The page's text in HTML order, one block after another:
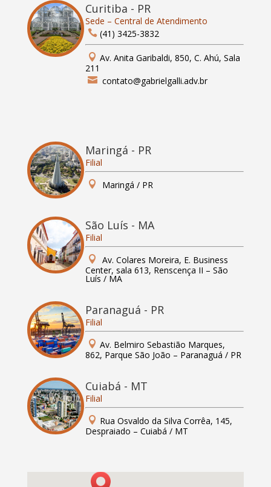
Curitiba - PR
Sede – Central de Atendimento
 (41) 3425-3832
 Av. Anita Garibaldi, 850, C. Ahú, Sala
211
 contato@gabrielgalli.adv.br
Maringá - PR
Filial
 Maringá / PR
São Luís - MA
Filial

Av. Colares Moreira, E. Business
Center, sala 613, Renscença II – São
Luís / MA
Paranaguá - PR
Filial
 Av. Belmiro Sebastião Marques,
862, Parque São João – Paranaguá / PR
Cuiabá - MT
Filial
 Rua Osvaldo da Silva Corrêa, 145,
Despraiado – Cuiabá / MT